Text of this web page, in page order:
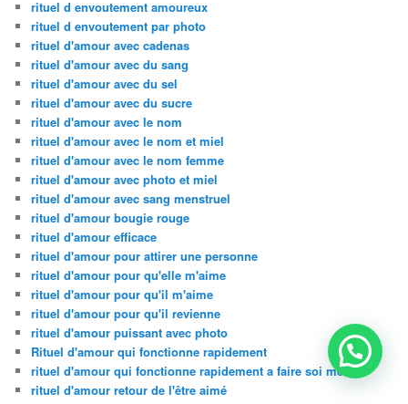
rituel d envoutement amoureux
rituel d envoutement par photo
rituel d'amour avec cadenas
rituel d'amour avec du sang
rituel d'amour avec du sel
rituel d'amour avec du sucre
rituel d'amour avec le nom
rituel d'amour avec le nom et miel
rituel d'amour avec le nom femme
rituel d'amour avec photo et miel
rituel d'amour avec sang menstruel
rituel d'amour bougie rouge
rituel d'amour efficace
rituel d'amour pour attirer une personne
rituel d'amour pour qu'elle m'aime
rituel d'amour pour qu'il m'aime
rituel d'amour pour qu'il revienne
rituel d'amour puissant avec photo
Rituel d'amour qui fonctionne rapidement
rituel d'amour qui fonctionne rapidement a faire soi meme
rituel d'amour retour de l'être aimé